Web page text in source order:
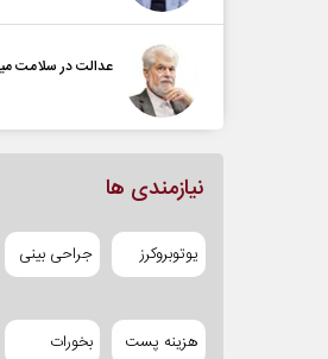
عدالت در سلامت
نیازمندی ها
یوتوبروکرز جراحی بینی
هزینه پست بخورات